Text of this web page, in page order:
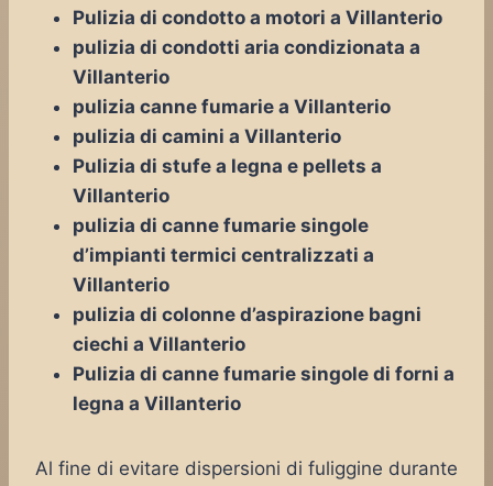
Pulizia di condotto a motori a Villanterio
pulizia di condotti aria condizionata a
Villanterio
pulizia canne fumarie a Villanterio
pulizia di camini a Villanterio
Pulizia di stufe a legna e pellets a
Villanterio
pulizia di canne fumarie singole
d’impianti termici centralizzati a
Villanterio
pulizia di colonne d’aspirazione bagni
ciechi a Villanterio
Pulizia di canne fumarie singole di forni a
legna a Villanterio
Al fine di evitare dispersioni di fuliggine durante